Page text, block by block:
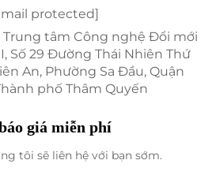
protected]
Trung tâm Công nghệ Đổi mới
Số 29 Đường Thái Nhiên Thứ
An, Phường Sa Đầu, Quận
phố Thâm Quyến
giá miễn phí
tôi sẽ liên hệ với bạn sớm.